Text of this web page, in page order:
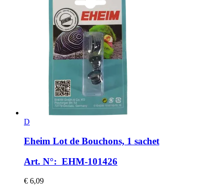
D
Eheim Lot de Bouchons, 1 sachet
Art. N°: EHM-101426
€ 6,09